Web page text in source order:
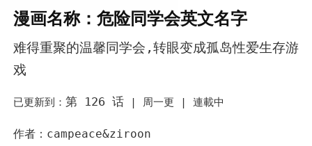
漫画名称：危险同学会英文名字
难得重聚的温馨同学会,转眼变成孤岛性爱生存游
戏
已更新到： 第 126 话| 周一更 | 連載中
作者：campeace&ziroon